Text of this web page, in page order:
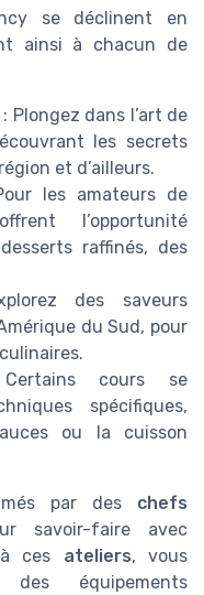
se déclinent en
ainsi à chacun de
: Plongez dans l’art de
les secrets
et d’ailleurs.
les amateurs de
l’opportunité
raffinés, des
des saveurs
du Sud, pour
cours se
spécifiques,
ou la cuisson
par des chefs
savoir-faire avec
ces ateliers, vous
équipements